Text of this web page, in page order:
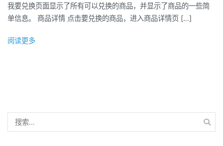
兑
换
我要兑换页面显示了所有可以兑换的商品，并显示了商品的一些简
单信息。 商品详情 点击要兑换的商品，进入商品详情页 […]
阅读更多
索：